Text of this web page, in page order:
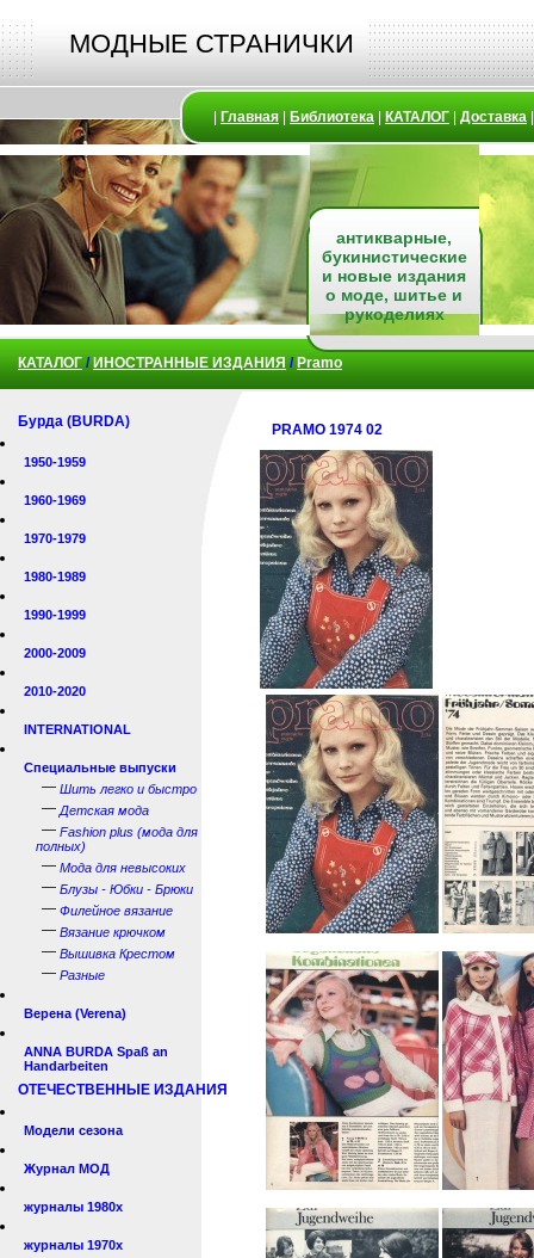
МОДНЫЕ СТРАНИЧКИ
Главная Библиотека КАТАЛОГ Доставка
антикварные,
букинистические
и новые издания
о моде, шитье и
рукоделиях
КАТАЛОГ / ИНОСТРАННЫЕ ИЗДАНИЯ / Pramo
Бурда (BURDA)
1950-1959
1960-1969
1970-1979
1980-1989
1990-1999
2000-2009
2010-2020
INTERNATIONAL
Специальные выпуски
— Шить легко и быстро
— Детская мода
— Fashion plus (мода для
полных)
— Мода для невысоких
— Блузы - Юбки - Брюки
— Филейное вязание
— Вязание крючком
— Вышивка Крестом
— Разные
Верена (Verena)
ANNA BURDA Spaß an
Handarbeiten
ОТЕЧЕСТВЕННЫЕ ИЗДАНИЯ
Модели сезона
Журнал МОД
журналы 1980х
журналы 1970х
PRAMO 1974 02